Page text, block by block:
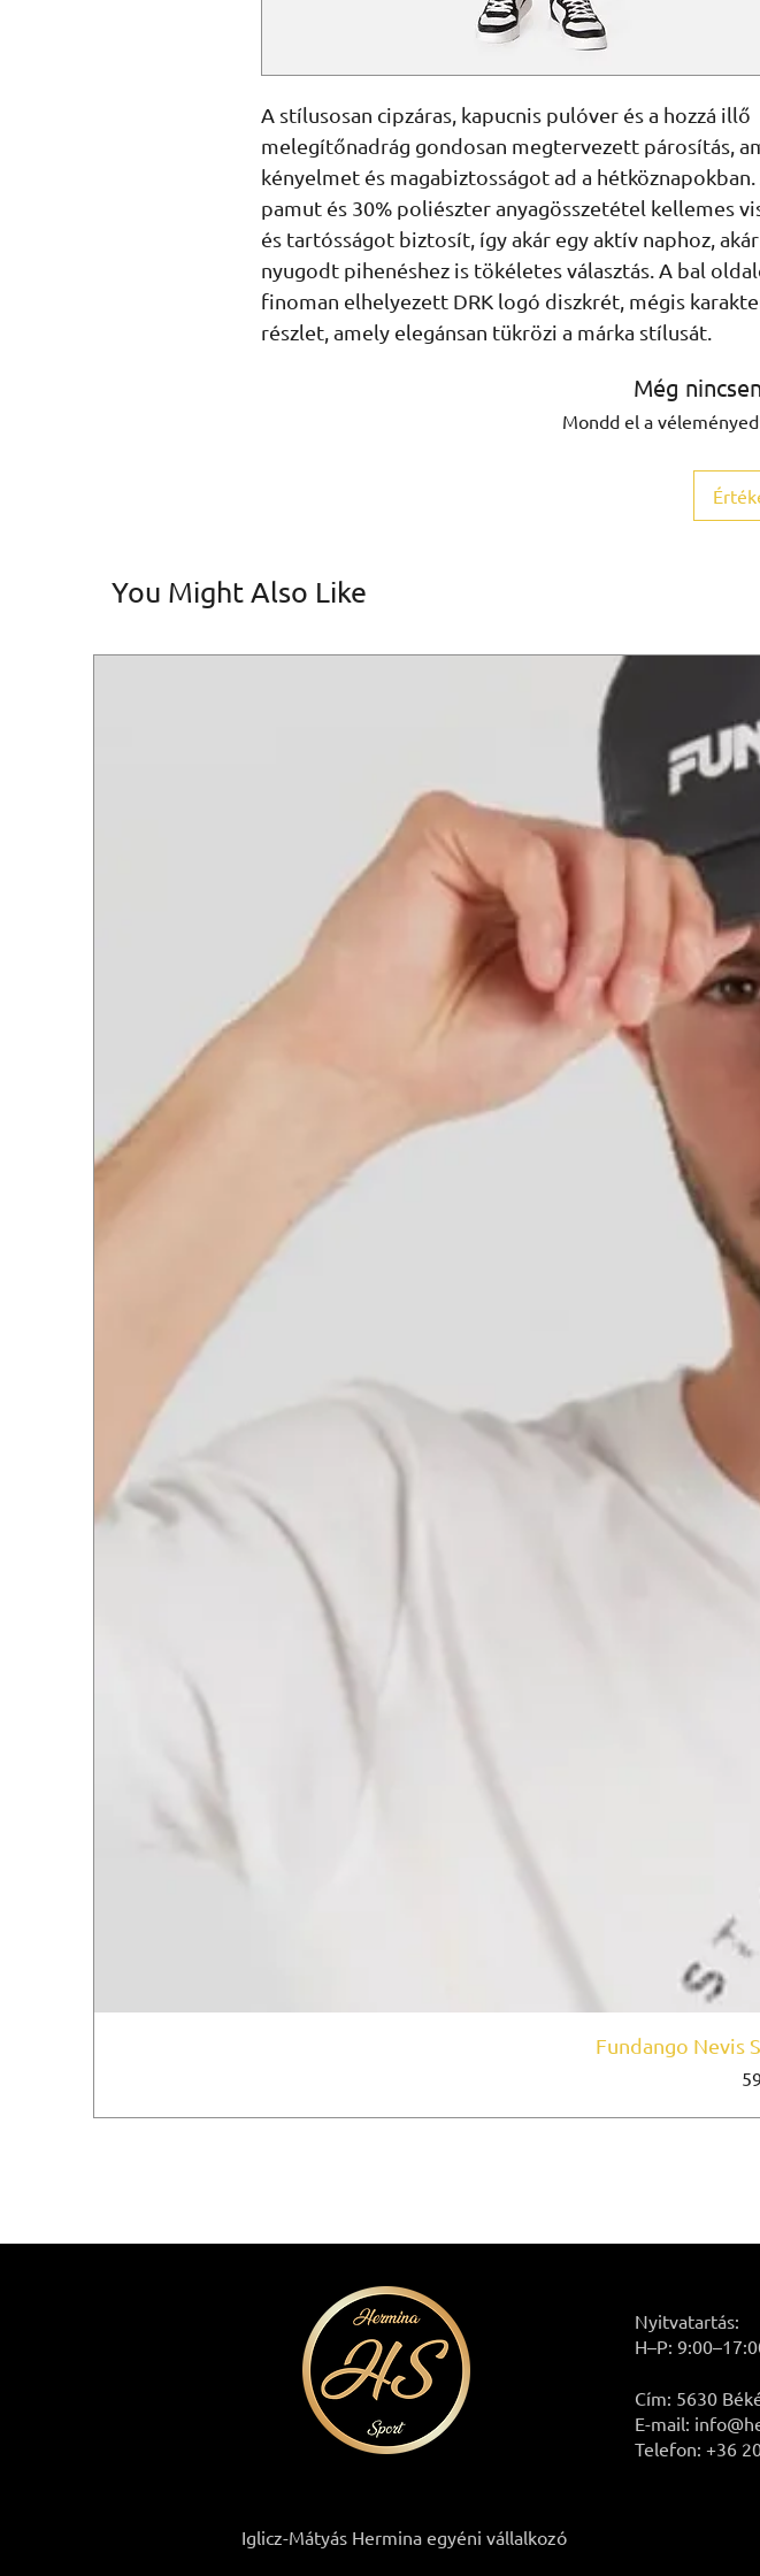
A stílusosan cipzáras, kapucnis pulóver és a hozzá illő
melegítőnadrág gondosan megtervezett párosítás,
kényelmet és magabiztosságot ad a hétköznapokban.
pamut és 30% poliészter anyagösszetétel kellemes
és tartósságot biztosít, így akár egy aktív naphoz,
nyugodt pihenéshez is tökéletes választás. A bal
finoman elhelyezett DRK logó diszkrét, mégis
részlet, amely elegánsan tükrözi a márka stílusát.
Még
Mondd el a
You Might Also Like
Fundango Nevis
Ár
Nyitvatartás:
H–P:
Cím: 5630
E-mail:
Telefon: +36
Iglicz-Mátyás Hermina egyéni vállalkozó